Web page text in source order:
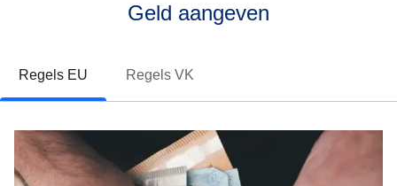
Geld aangeven
Regels EU Regels VK